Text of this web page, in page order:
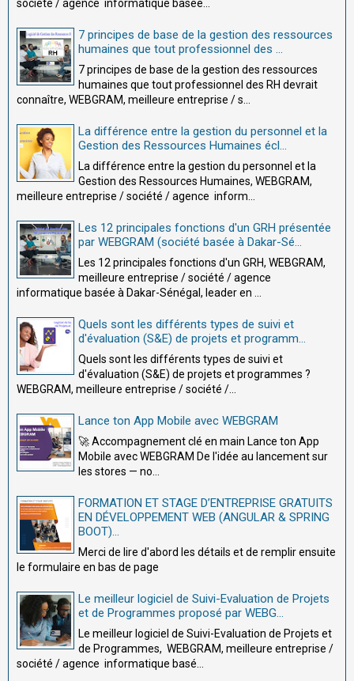
société / agence informatique basée...
7 principes de base de la gestion des ressources
humaines que tout professionnel des ...
7 principes de base de la gestion des ressources
humaines que tout professionnel des RH devrait
connaître, WEBGRAM, meilleure entreprise / s...
La différence entre la gestion du personnel et la
Gestion des Ressources Humaines écl...
La différence entre la gestion du personnel et la
Gestion des Ressources Humaines, WEBGRAM,
meilleure entreprise / société / agence inform...
Les 12 principales fonctions d'un GRH présentée
par WEBGRAM (société basée à Dakar-Sé...
Les 12 principales fonctions d'un GRH, WEBGRAM,
meilleure entreprise / société / agence
informatique basée à Dakar-Sénégal, leader en ...
Quels sont les différents types de suivi et
d'évaluation (S&E) de projets et programm...
Quels sont les différents types de suivi et
d'évaluation (S&E) de projets et programmes ?
WEBGRAM, meilleure entreprise / société /...
Lance ton App Mobile avec WEBGRAM
🚀 Accompagnement clé en main Lance ton App
Mobile avec WEBGRAM De l'idée au lancement sur
les stores — no...
FORMATION ET STAGE D’ENTREPRISE GRATUITS
EN DÉVELOPPEMENT WEB (ANGULAR & SPRING
BOOT)...
Merci de lire d'abord les détails et de remplir ensuite
le formulaire en bas de page
Le meilleur logiciel de Suivi-Evaluation de Projets
et de Programmes proposé par WEBG...
Le meilleur logiciel de Suivi-Evaluation de Projets et
de Programmes, WEBGRAM, meilleure entreprise /
société / agence informatique basé...